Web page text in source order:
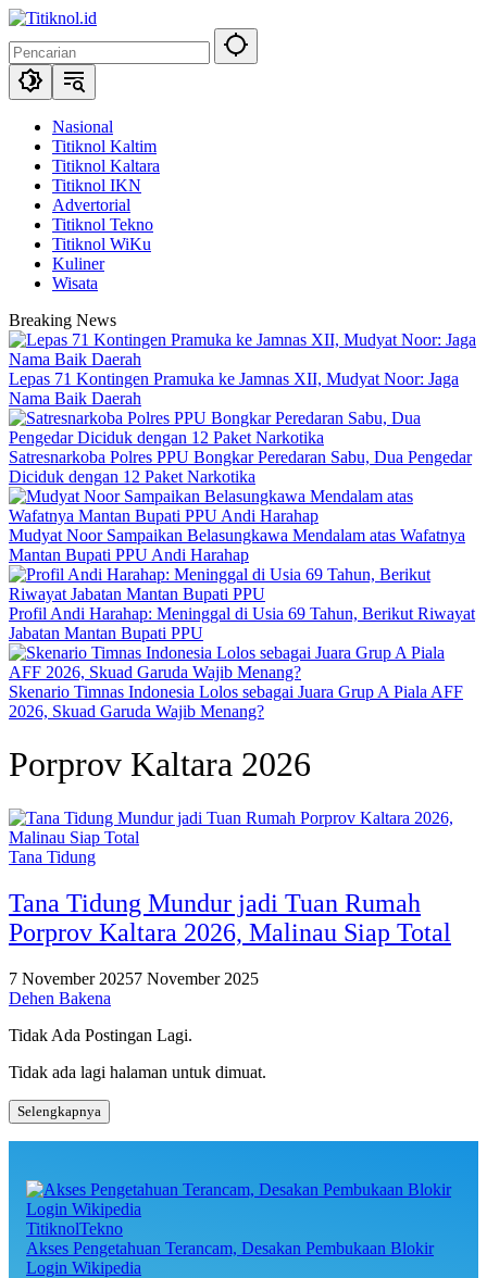
Langsung
konten
Nasional
Titiknol Kaltim
Titiknol Kaltara
Titiknol IKN
Advertorial
Titiknol Tekno
Titiknol WiKu
Kuliner
Wisata
Breaking News
Lepas 71 Kontingen Pramuka ke Jamnas XII, Mudyat Noor: Jaga
Nama Baik Daerah
Satresnarkoba Polres PPU Bongkar Peredaran Sabu, Dua Pengedar
Diciduk dengan 12 Paket Narkotika
Mudyat Noor Sampaikan Belasungkawa Mendalam atas Wafatnya
Mantan Bupati PPU Andi Harahap
Profil Andi Harahap: Meninggal di Usia 69 Tahun, Berikut Riwayat
Jabatan Mantan Bupati PPU
Skenario Timnas Indonesia Lolos sebagai Juara Grup A Piala AFF
2026, Skuad Garuda Wajib Menang?
Porprov Kaltara 2026
Tana Tidung
Tana Tidung Mundur jadi Tuan Rumah
Porprov Kaltara 2026, Malinau Siap Total
7 November 20257 November 2025
Dehen Bakena
Tidak Ada Postingan Lagi.
Tidak ada lagi halaman untuk dimuat.
Selengkapnya
TitiknolTekno
Akses Pengetahuan Terancam, Desakan Pembukaan Blokir
Login Wikipedia